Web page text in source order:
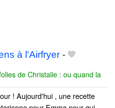
à l'Airfryer -
de Christalie : ou quand la
! Aujourd'hui , une recette